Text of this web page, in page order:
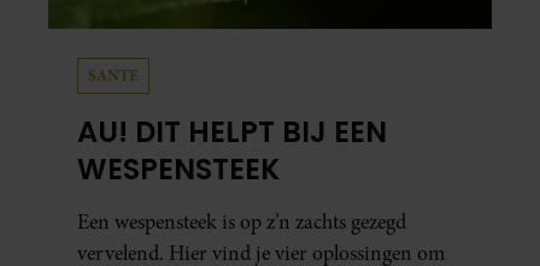
SANTE
AU! DIT HELPT BIJ EEN
WESPENSTEEK
Een wespensteek is op z’n zachts gezegd
vervelend. Hier vind je vier oplossingen om